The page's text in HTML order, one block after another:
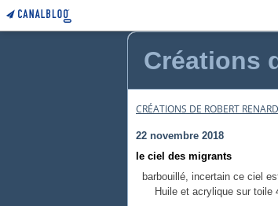
Créations
CRÉATIONS DE ROBERT RENARD
22 novembre 2018
le ciel des migrants
barbouillé, incertain ce ciel
Huile et acrylique sur toile